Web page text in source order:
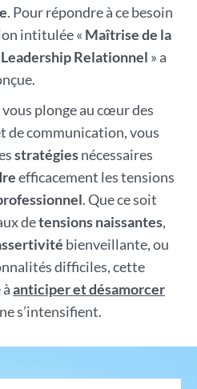
. Pour répondre à ce besoin
intitulée « Maîtrise de la
Relationnel » a
plonge au cœur des
de communication, vous
stratégiesnécessaires
efficacement les tensions
. Que ce soit
detensions naissantes,
bienveillante, ou
difficiles, cette
anticiper et désamorcer
s’intensifient.